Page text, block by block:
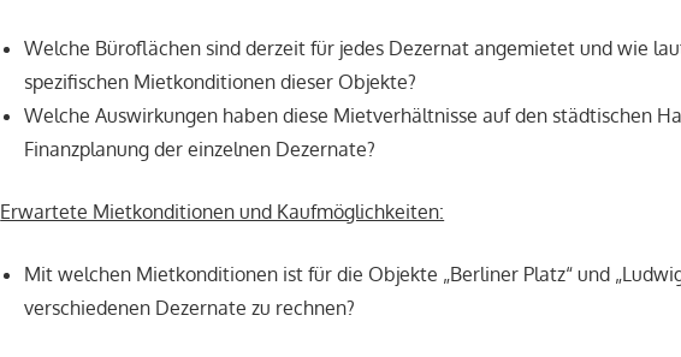
Welche Büroflächen sind derzeit für jedes Dezernat angemietet und wie
spezifischen Mietkonditionen dieser Objekte?
Welche Auswirkungen haben diese Mietverhältnisse auf den städtischen
Finanzplanung der einzelnen Dezernate?
Erwartete Mietkonditionen und Kaufmöglichkeiten:
Mit welchen Mietkonditionen ist für die Objekte „Berliner Platz“ und
verschiedenen Dezernate zu rechnen?